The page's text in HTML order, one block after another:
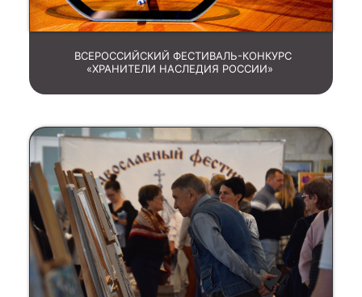
ВСЕРОССИЙСКИЙ ФЕСТИВАЛЬ-КОНКУРС
«ХРАНИТЕЛИ НАСЛЕДИЯ РОССИИ»